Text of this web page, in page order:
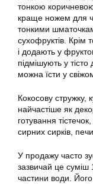
тонкою
краще ножем для
тонкими
сухофруктів. Крім
і додають у
підмішують у
можна їсти у
Кокосову стружку,
найчастіше як
готування
сирних сирків,
У продажу часто
зазвичай це суміш
частини води.